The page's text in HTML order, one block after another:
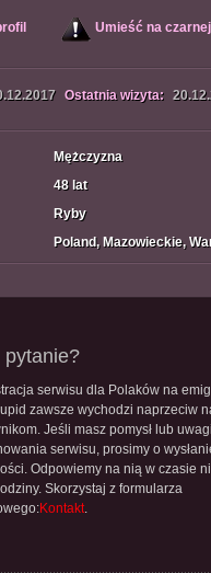
Umieść na
Ostatnia wizyta:
Mężczyzna
48 lat
Ryby
Poland, Mazowieckie,
pytanie?
serwisu dla Polaków na
zawsze wychodzi naprzeciw
Jeśli masz pomysł lub
serwisu, prosimy o
Odpowiemy na nią w czasie
Skorzystaj z formularza
Kontakt.